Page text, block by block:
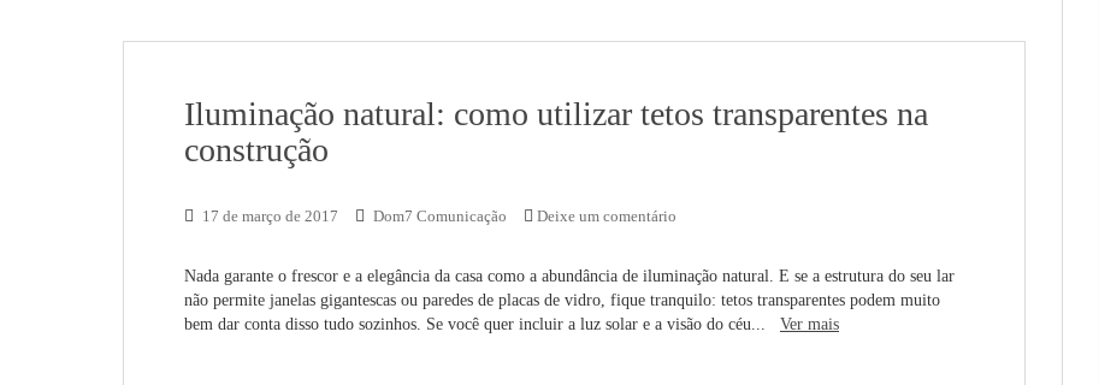
Iluminação natural: como utilizar tetos transparentes na
construção
17 de março de 2017 Dom7 Comunicação Deixe um comentário
Nada garante o frescor e a elegância da casa como a abundância de iluminação natural. E se a estrutura do seu lar
não permite janelas gigantescas ou paredes de placas de vidro, fique tranquilo: tetos transparentes podem muito
bem dar conta disso tudo sozinhos. Se você quer incluir a luz solar e a visão do céu... Ver mais